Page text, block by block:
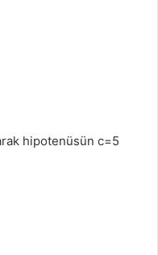
hipotenüsün c=5